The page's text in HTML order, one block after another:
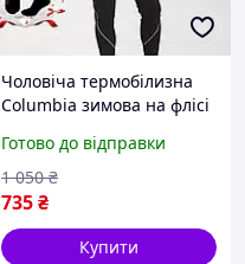
Чоловіча термобілизна
Columbia зимова на флісі
повсякденного
використання +
термошкарпетки в
подарунок
Готово до відправки
735₴
1 050 ₴
Купити